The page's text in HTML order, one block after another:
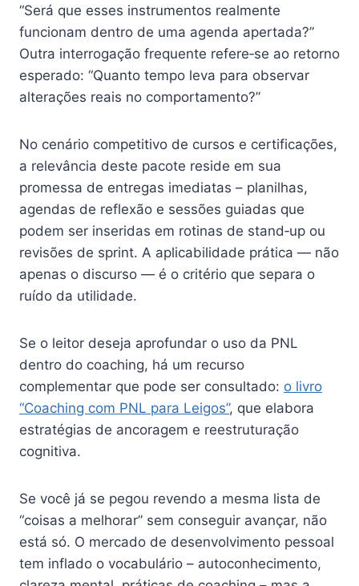
“Será que esses instrumentos realmente
funcionam dentro de uma agenda apertada?”
Outra interrogação frequente refere‑se ao retorno
esperado: “Quanto tempo leva para observar
alterações reais no comportamento?”
No cenário competitivo de cursos e certificações,
a relevância deste pacote reside em sua
promessa de entregas imediatas – planilhas,
agendas de reflexão e sessões guiadas que
podem ser inseridas em rotinas de stand‑up ou
revisões de sprint. A aplicabilidade prática — não
apenas o discurso — é o critério que separa o
ruído da utilidade.
Se o leitor deseja aprofundar o uso da PNL
dentro do coaching, há um recurso
complementar que pode ser consultado: o livro
“Coaching com PNL para Leigos”, que elabora
estratégias de ancoragem e reestruturação
cognitiva.
Se você já se pegou revendo a mesma lista de
“coisas a melhorar” sem conseguir avançar, não
está só. O mercado de desenvolvimento pessoal
tem inflado o vocabulário – autoconhecimento,